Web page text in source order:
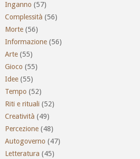
Inganno (57)
Complessità (56)
Morte (56)
Informazione (56)
Arte (55)
Gioco (55)
Idee (55)
Tempo (52)
Riti e rituali (52)
Creatività (49)
Percezione (48)
Autogoverno (47)
Letteratura (45)